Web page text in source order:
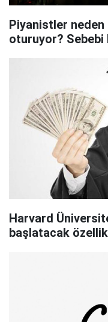
Piyanistler neden
oturuyor? Sebebi
Harvard
başlatacak